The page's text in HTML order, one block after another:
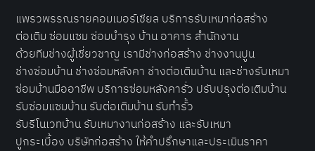
แพรวพรรณรายคอมเมอร์เชียล บริการรับเหมาก่อสร้าง
ต่อเติม ซ่อมแซม ซ่อมบำรุง บ้าน อาคาร สำนักงาน
ด้วยทีมช่างผู้เชี่ยวชาญ เรามีช่างก่อสร้าง ช่างงานปูน
ช่างซ่อมบ้าน ช่างซ่อมหลังคา ช่างต่อเติมบ้าน และช่างรับเหมา
ซ่อมบ้านมืออาชีพ บริการซ่อมหลังคารั่ว ปรับปรุงต่อเติมบ้าน
รับซ่อมแซมบ้าน รับต่อเติมบ้าน รับทำรั้ว
รับรีโนเวทบ้าน รับเหมางานก่อสร้าง และรับเหมา
ปูกระเบื้อง บริษัทก่อสร้าง ให้คำปรึกษาและประเมินราคา